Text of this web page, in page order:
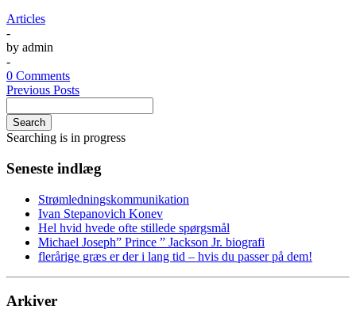
Articles
-
by admin
-
0 Comments
Previous Posts
Search
Searching is in progress
Seneste indlæg
Strømledningskommunikation
Ivan Stepanovich Konev
Hel hvid hvede ofte stillede spørgsmål
Michael Joseph” Prince ” Jackson Jr. biografi
flerårige græs er der i lang tid – hvis du passer på dem!
Arkiver